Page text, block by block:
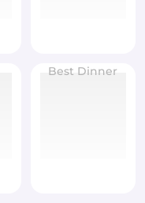
Best Dinner